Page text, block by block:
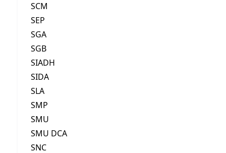
SCM
SEP
SGA
SGB
SIADH
SIDA
SLA
SMP
SMU
SMU DCA
SNC